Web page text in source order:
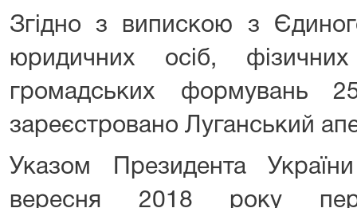
Згідно з випискою з
юридичних осіб, фізичних
громадських формувань
зареєстровано Луганський
Указом Президента
вересня 2018 року